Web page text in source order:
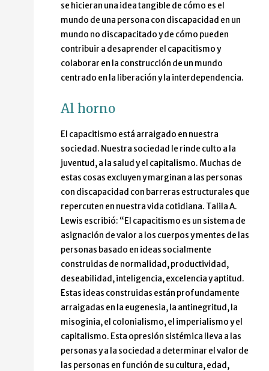
se hicieran una idea tangible de cómo es el
mundo de una persona con discapacidad en un
mundo no discapacitado y de cómo pueden
contribuir a desaprender el capacitismo y
colaborar en la construcción de un mundo
centrado en la liberación y la interdependencia.
Al horno
El capacitismo está arraigado en nuestra
sociedad. Nuestra sociedad le rinde culto a la
juventud, a la salud y el capitalismo. Muchas de
estas cosas excluyen y marginan a las personas
con discapacidad con barreras estructurales que
repercuten en nuestra vida cotidiana. Talila A.
Lewis escribió: “El capacitismo es un sistema de
asignación de valor a los cuerpos y mentes de las
personas basado en ideas socialmente
construidas de normalidad, productividad,
deseabilidad, inteligencia, excelencia y aptitud.
Estas ideas construidas están profundamente
arraigadas en la eugenesia, la antinegritud, la
misoginia, el colonialismo, el imperialismo y el
capitalismo. Esta opresión sistémica lleva a las
personas y a la sociedad a determinar el valor de
las personas en función de su cultura, edad,